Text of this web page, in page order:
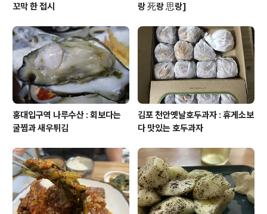
꼬막 한 접시
랑 死랑 思랑]
홍대입구역 나루수산 : 회보다는
굴찜과 새우튀김
김포 천안옛날호두과자 : 휴게소보
다 맛있는 호두과자